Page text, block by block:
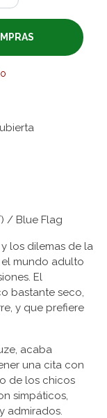
/ Blue Flag
los dilemas de la
mundo adulto
El
bastante seco,
y que prefiere
acaba
una cita con
de los chicos
simpáticos,
admirados.